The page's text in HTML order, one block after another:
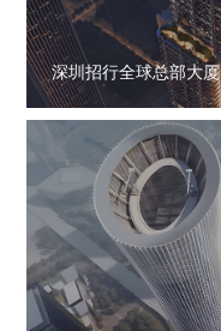
深圳招行全球总部大厦